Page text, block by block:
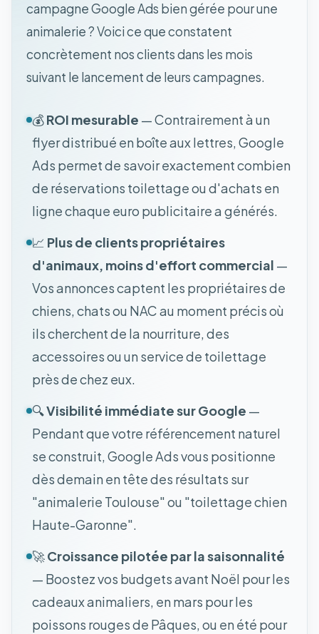
campagne Google Ads bien gérée pour une
animalerie ? Voici ce que constatent
concrètement nos clients dans les mois
suivant le lancement de leurs campagnes.
💰ROI mesurable — Contrairement à un
flyer distribué en boîte aux lettres, Google
Ads permet de savoir exactement combien
de réservations toilettage ou d'achats en
ligne chaque euro publicitaire a générés.
📈 Plus de clients propriétaires
d'animaux, moins d'effort commercial —
Vos annonces captent les propriétaires de
chiens, chats ou NAC au moment précis où
ils cherchent de la nourriture, des
accessoires ou un service de toilettage
près de chez eux.
🔍Visibilité immédiate sur Google —
Pendant que votre référencement naturel
se construit, Google Ads vous positionne
dès demain en tête des résultats sur
"animalerie Toulouse" ou "toilettage chien
Haute-Garonne".
🚀Croissance pilotée par la saisonnalité
— Boostez vos budgets avant Noël pour les
cadeaux animaliers, en mars pour les
poissons rouges de Pâques, ou en été pour